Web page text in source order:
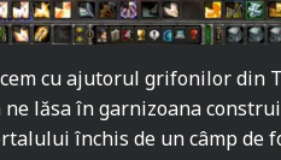
cu ajutorul grifonilor din
lăsa în garnizoana
închis de un câmp de